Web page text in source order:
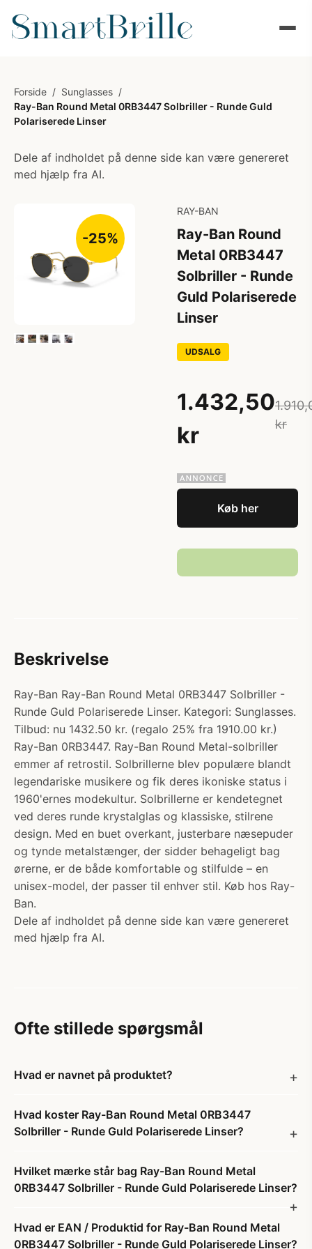
Forside / Sunglasses /
Ray-Ban Round Metal 0RB3447 Solbriller - Runde Guld
Polariserede Linser
Dele af indholdet på denne side kan være genereret
med hjælp fra AI.
-25%
RAY-BAN
Ray-Ban Round
Metal 0RB3447
Solbriller - Runde
Guld Polariserede
Linser
UDSALG
1.432,50
kr
kr
Køb her
Beskrivelse
Ray-Ban Ray-Ban Round Metal 0RB3447 Solbriller -
Runde Guld Polariserede Linser. Kategori: Sunglasses.
Tilbud: nu 1432.50 kr. (regalo 25% fra 1910.00 kr.)
Ray-Ban 0RB3447. Ray-Ban Round Metal-solbriller
emmer af retrostil. Solbrillerne blev populære blandt
legendariske musikere og fik deres ikoniske status i
1960'ernes modekultur. Solbrillerne er kendetegnet
ved deres runde krystalglas og klassiske, stilrene
design. Med en buet overkant, justerbare næsepuder
og tynde metalstænger, der sidder behageligt bag
ørerne, er de både komfortable og stilfulde – en
unisex-model, der passer til enhver stil. Køb hos Ray-
Ban.
Dele af indholdet på denne side kan være genereret
med hjælp fra AI.
Ofte stillede spørgsmål
Hvad er navnet på produktet?
Hvad koster Ray-Ban Round Metal 0RB3447
Solbriller - Runde Guld Polariserede Linser?
Hvilket mærke står bag Ray-Ban Round Metal
0RB3447 Solbriller - Runde Guld Polariserede Linser?
Hvad er EAN / Produktid for Ray-Ban Round Metal
0RB3447 Solbriller - Runde Guld Polariserede Linser?